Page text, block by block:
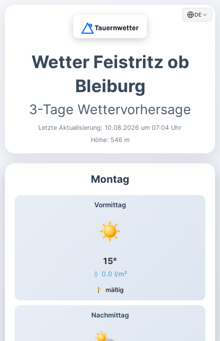
DE
Wetter Feistritz ob
Bleiburg
3-Tage Wettervorhersage
Letzte Aktualisierung: 10.08.2026 um 07:04 Uhr
Höhe: 546 m
Montag
Vormittag
15°
💧 0.0 l/m²
mäßig
Nachmittag